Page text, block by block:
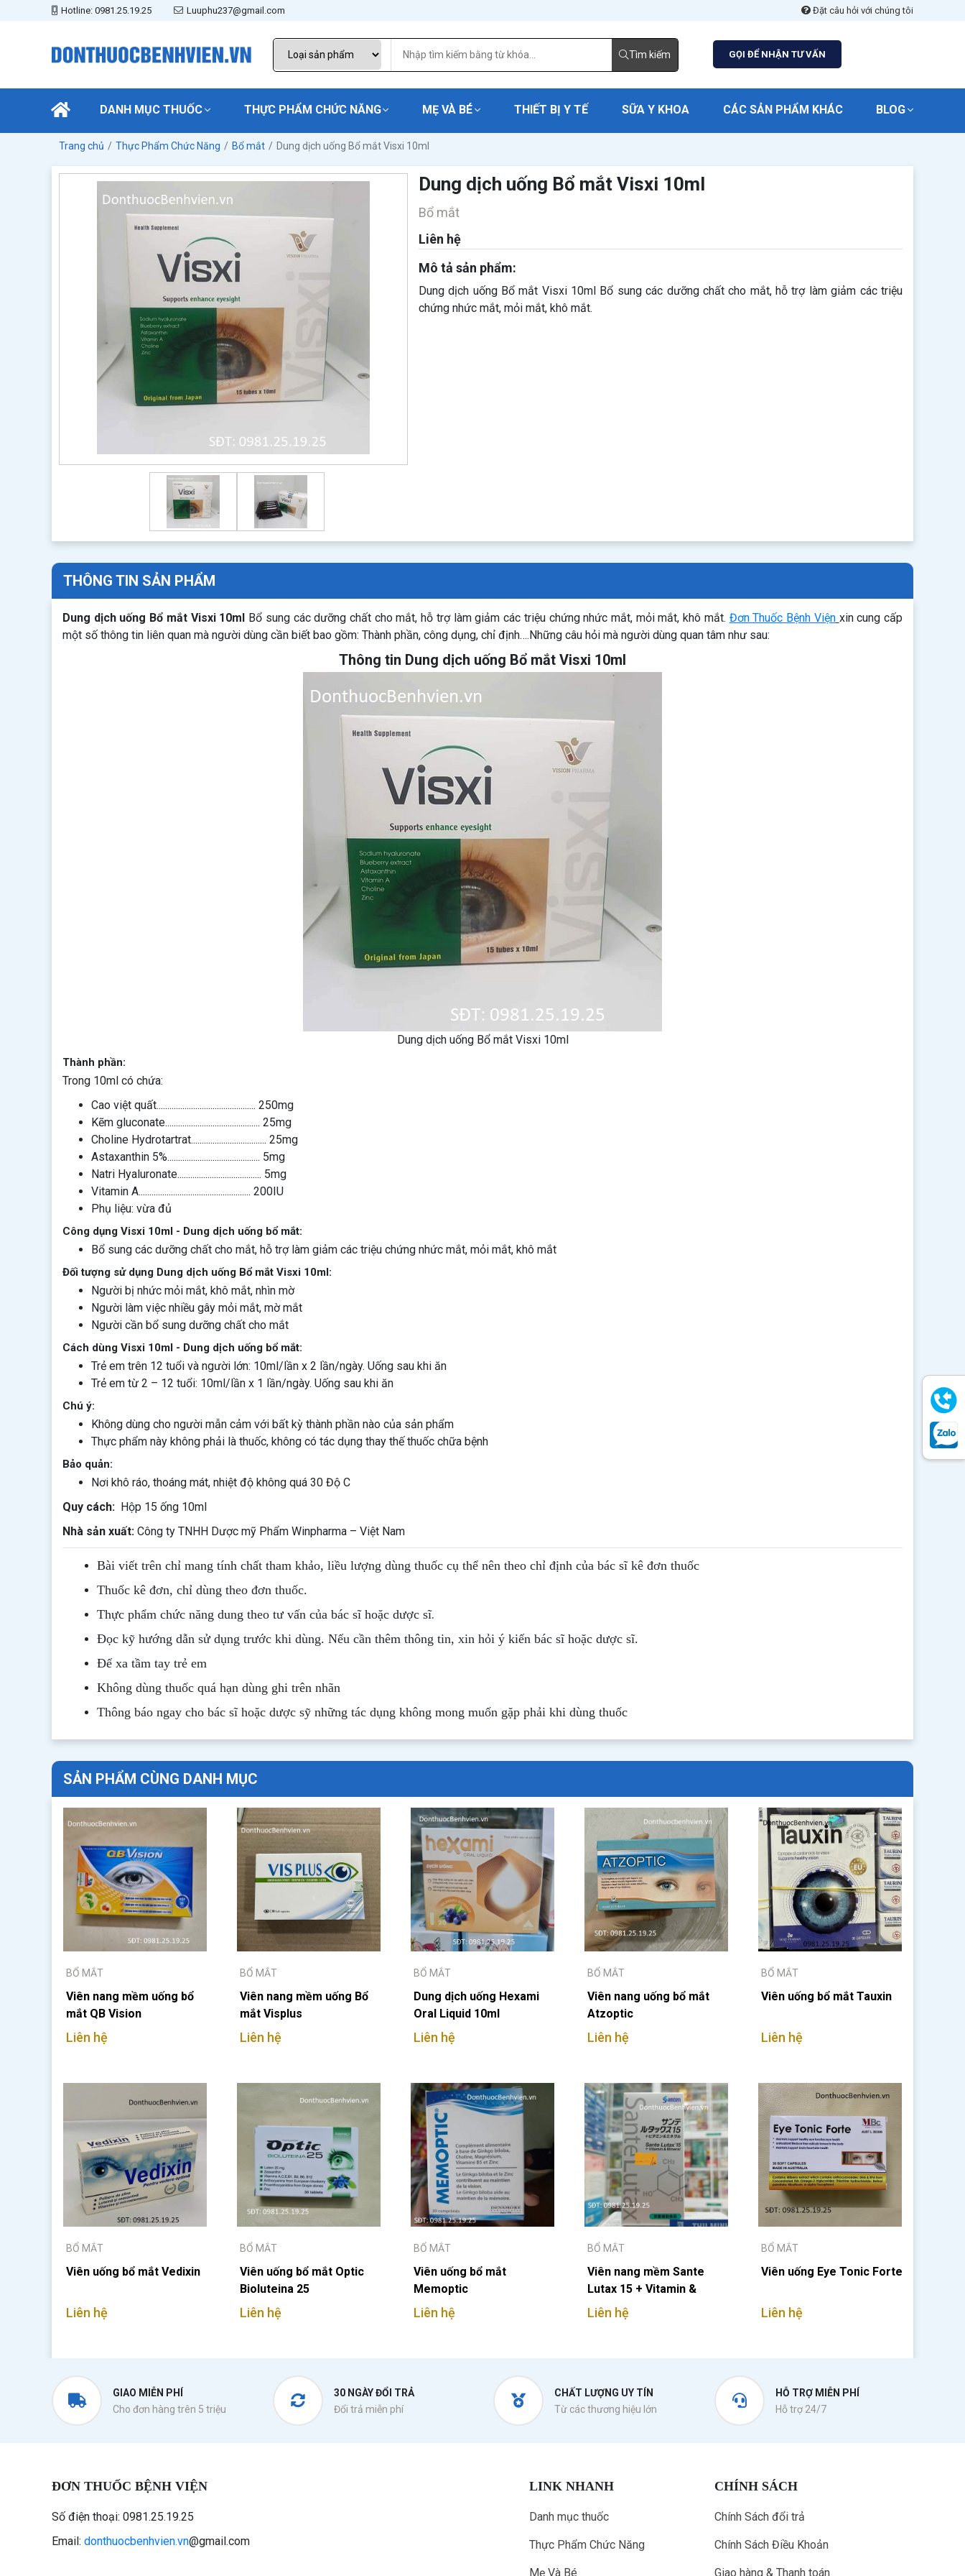
Hotline: 0981.25.19.25 Luuphu237@gmail.com Đặt câu hỏi với chúng tôi
Tìm kiếm GỌI ĐỂ NHẬN TƯ VẤN
DANH MỤC THUỐC THỰC PHẨM CHỨC NĂNG MẸ VÀ BÉ THIẾT BỊ Y TẾ SỮA Y KHOA CÁC SẢN PHẨM KHÁC BLOG
Trang chủ Thực Phẩm Chức Năng Bổ mắt Dung dịch uống Bổ mắt Visxi 10ml
Dung dịch uống Bổ mắt Visxi 10ml
Bổ mắt
Liên hệ
Mô tả sản phẩm:
Dung dịch uống Bổ mắt Visxi 10ml Bổ sung các dưỡng chất cho mắt, hỗ trợ làm giảm các triệu
chứng nhức mắt, mỏi mắt, khô mắt.
THÔNG TIN SẢN PHẨM
Dung dịch uống Bổ mắt Visxi 10ml Bổ sung các dưỡng chất cho mắt, hỗ trợ làm giảm các triệu chứng nhức mắt, mỏi mắt, khô mắt. Đơn Thuốc Bệnh Viện xin cung cấp
một số thông tin liên quan mà người dùng cần biết bao gồm: Thành phần, công dụng, chỉ định….Những câu hỏi mà người dùng quan tâm như sau:
Thông tin Dung dịch uống Bổ mắt Visxi 10ml
Dung dịch uống Bổ mắt Visxi 10ml
Thành phần:
Trong 10ml có chứa:
Cao việt quất.............................................. 250mg
Kẽm gluconate............................................ 25mg
Choline Hydrotartrat................................... 25mg
Astaxanthin 5%........................................... 5mg
Natri Hyaluronate....................................... 5mg
Vitamin A.................................................... 200IU
Phụ liệu: vừa đủ
Công dụng Visxi 10ml - Dung dịch uống bổ mắt:
Bổ sung các dưỡng chất cho mắt, hỗ trợ làm giảm các triệu chứng nhức mắt, mỏi mắt, khô mắt
Đối tượng sử dụng Dung dịch uống Bổ mắt Visxi 10ml:
Người bị nhức mỏi mắt, khô mắt, nhìn mờ
Người làm việc nhiều gây mỏi mắt, mờ mắt
Người cần bổ sung dưỡng chất cho mắt
Cách dùng Visxi 10ml - Dung dịch uống bổ mắt:
Trẻ em trên 12 tuổi và người lớn: 10ml/lần x 2 lần/ngày. Uống sau khi ăn
Trẻ em từ 2 – 12 tuổi: 10ml/lần x 1 lần/ngày. Uống sau khi ăn
Chú ý:
Không dùng cho người mẫn cảm với bất kỳ thành phần nào của sản phẩm
Thực phẩm này không phải là thuốc, không có tác dụng thay thế thuốc chữa bệnh
Bảo quản:
Nơi khô ráo, thoáng mát, nhiệt độ không quá 30 Độ C
Quy cách: Hộp 15 ống 10ml
Nhà sản xuất: Công ty TNHH Dược mỹ Phẩm Winpharma – Việt Nam
Bài viết trên chỉ mang tính chất tham khảo, liều lượng dùng thuốc cụ thể nên theo chỉ định của bác sĩ kê đơn thuốc
Thuốc kê đơn, chỉ dùng theo đơn thuốc.
Thực phẩm chức năng dung theo tư vấn của bác sĩ hoặc dược sĩ.
Đọc kỹ hướng dẫn sử dụng trước khi dùng. Nếu cần thêm thông tin, xin hỏi ý kiến bác sĩ hoặc dược sĩ.
Để xa tầm tay trẻ em
Không dùng thuốc quá hạn dùng ghi trên nhãn
Thông báo ngay cho bác sĩ hoặc dược sỹ những tác dụng không mong muốn gặp phải khi dùng thuốc
SẢN PHẨM CÙNG DANH MỤC
BỔ MẮT
Viên nang mềm uống bổ
mắt QB Vision
Liên hệ
BỔ MẮT
Viên nang mềm uống Bổ
mắt Visplus
Liên hệ
BỔ MẮT
Dung dịch uống Hexami
Oral Liquid 10ml
Liên hệ
BỔ MẮT
Viên nang uống bổ mắt
Atzoptic
Liên hệ
BỔ MẮT
Viên uống bổ mắt Tauxin
Liên hệ
BỔ MẮT
Viên uống bổ mắt Vedixin
Liên hệ
BỔ MẮT
Viên uống bổ mắt Optic
Bioluteina 25
Liên hệ
BỔ MẮT
Viên uống bổ mắt
Memoptic
Liên hệ
BỔ MẮT
Viên nang mềm Sante
Lutax 15 + Vitamin &
Mineral
Liên hệ
BỔ MẮT
Viên uống Eye Tonic Forte
Liên hệ
GIAO MIỄN PHÍ
Cho đơn hàng trên 5 triệu
30 NGÀY ĐỔI TRẢ
Đổi trả miễn phí
CHẤT LƯỢNG UY TÍN
Từ các thương hiệu lớn
HỖ TRỢ MIỄN PHÍ
Hỗ trợ 24/7
ĐƠN THUỐC BỆNH VIỆN
Số điện thoại: 0981.25.19.25
Email: donthuocbenhvien.vn@gmail.com
LINK NHANH
Danh mục thuốc
Thực Phẩm Chức Năng
Mẹ Và Bé
CHÍNH SÁCH
Chính Sách đổi trả
Chính Sách Điều Khoản
Giao hàng & Thanh toán